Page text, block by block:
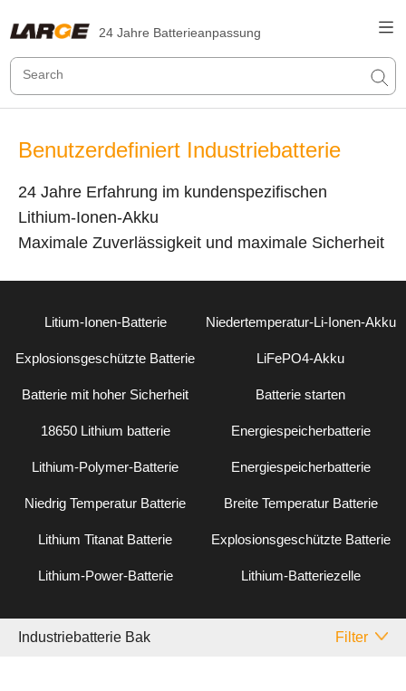
24 Jahre Batterieanpassung
Benutzerdefiniert Industriebatterie
24 Jahre Erfahrung im kundenspezifischen
Lithium-Ionen-Akku
Maximale Zuverlässigkeit und maximale Sicherheit
Litium-Ionen-Batterie Niedertemperatur-Li-Ionen-Akku
Explosionsgeschützte Batterie LiFePO4-Akku
Batterie mit hoher Sicherheit Batterie starten
18650 Lithium batterie Energiespeicherbatterie
Lithium-Polymer-Batterie Energiespeicherbatterie
Niedrig Temperatur Batterie Breite Temperatur Batterie
Lithium Titanat Batterie Explosionsgeschützte Batterie
Lithium-Power-Batterie Lithium-Batteriezelle
Industriebatterie Bak Filter